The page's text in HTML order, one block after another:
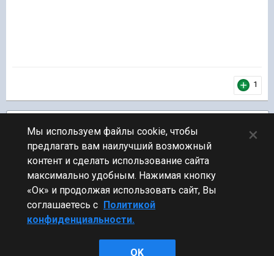
1
ПЕРЕЙТИ К СПИСКУ ТЕМ
Обсуждение Мира Кораблей
Стиль
Мы используем файлы cookie, чтобы
предлагать вам наилучший возможный
контент и сделать использование сайта
максимально удобным. Нажимая кнопку
«Ок» и продолжая использовать сайт, Вы
соглашаетесь с Политикой
конфиденциальности.
OK
×